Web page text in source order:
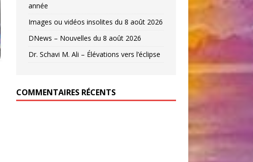
année
Images ou vidéos insolites du 8 août 2026
DNews – Nouvelles du 8 août 2026
Dr. Schavi M. Ali – Élévations vers l’éclipse
COMMENTAIRES RÉCENTS